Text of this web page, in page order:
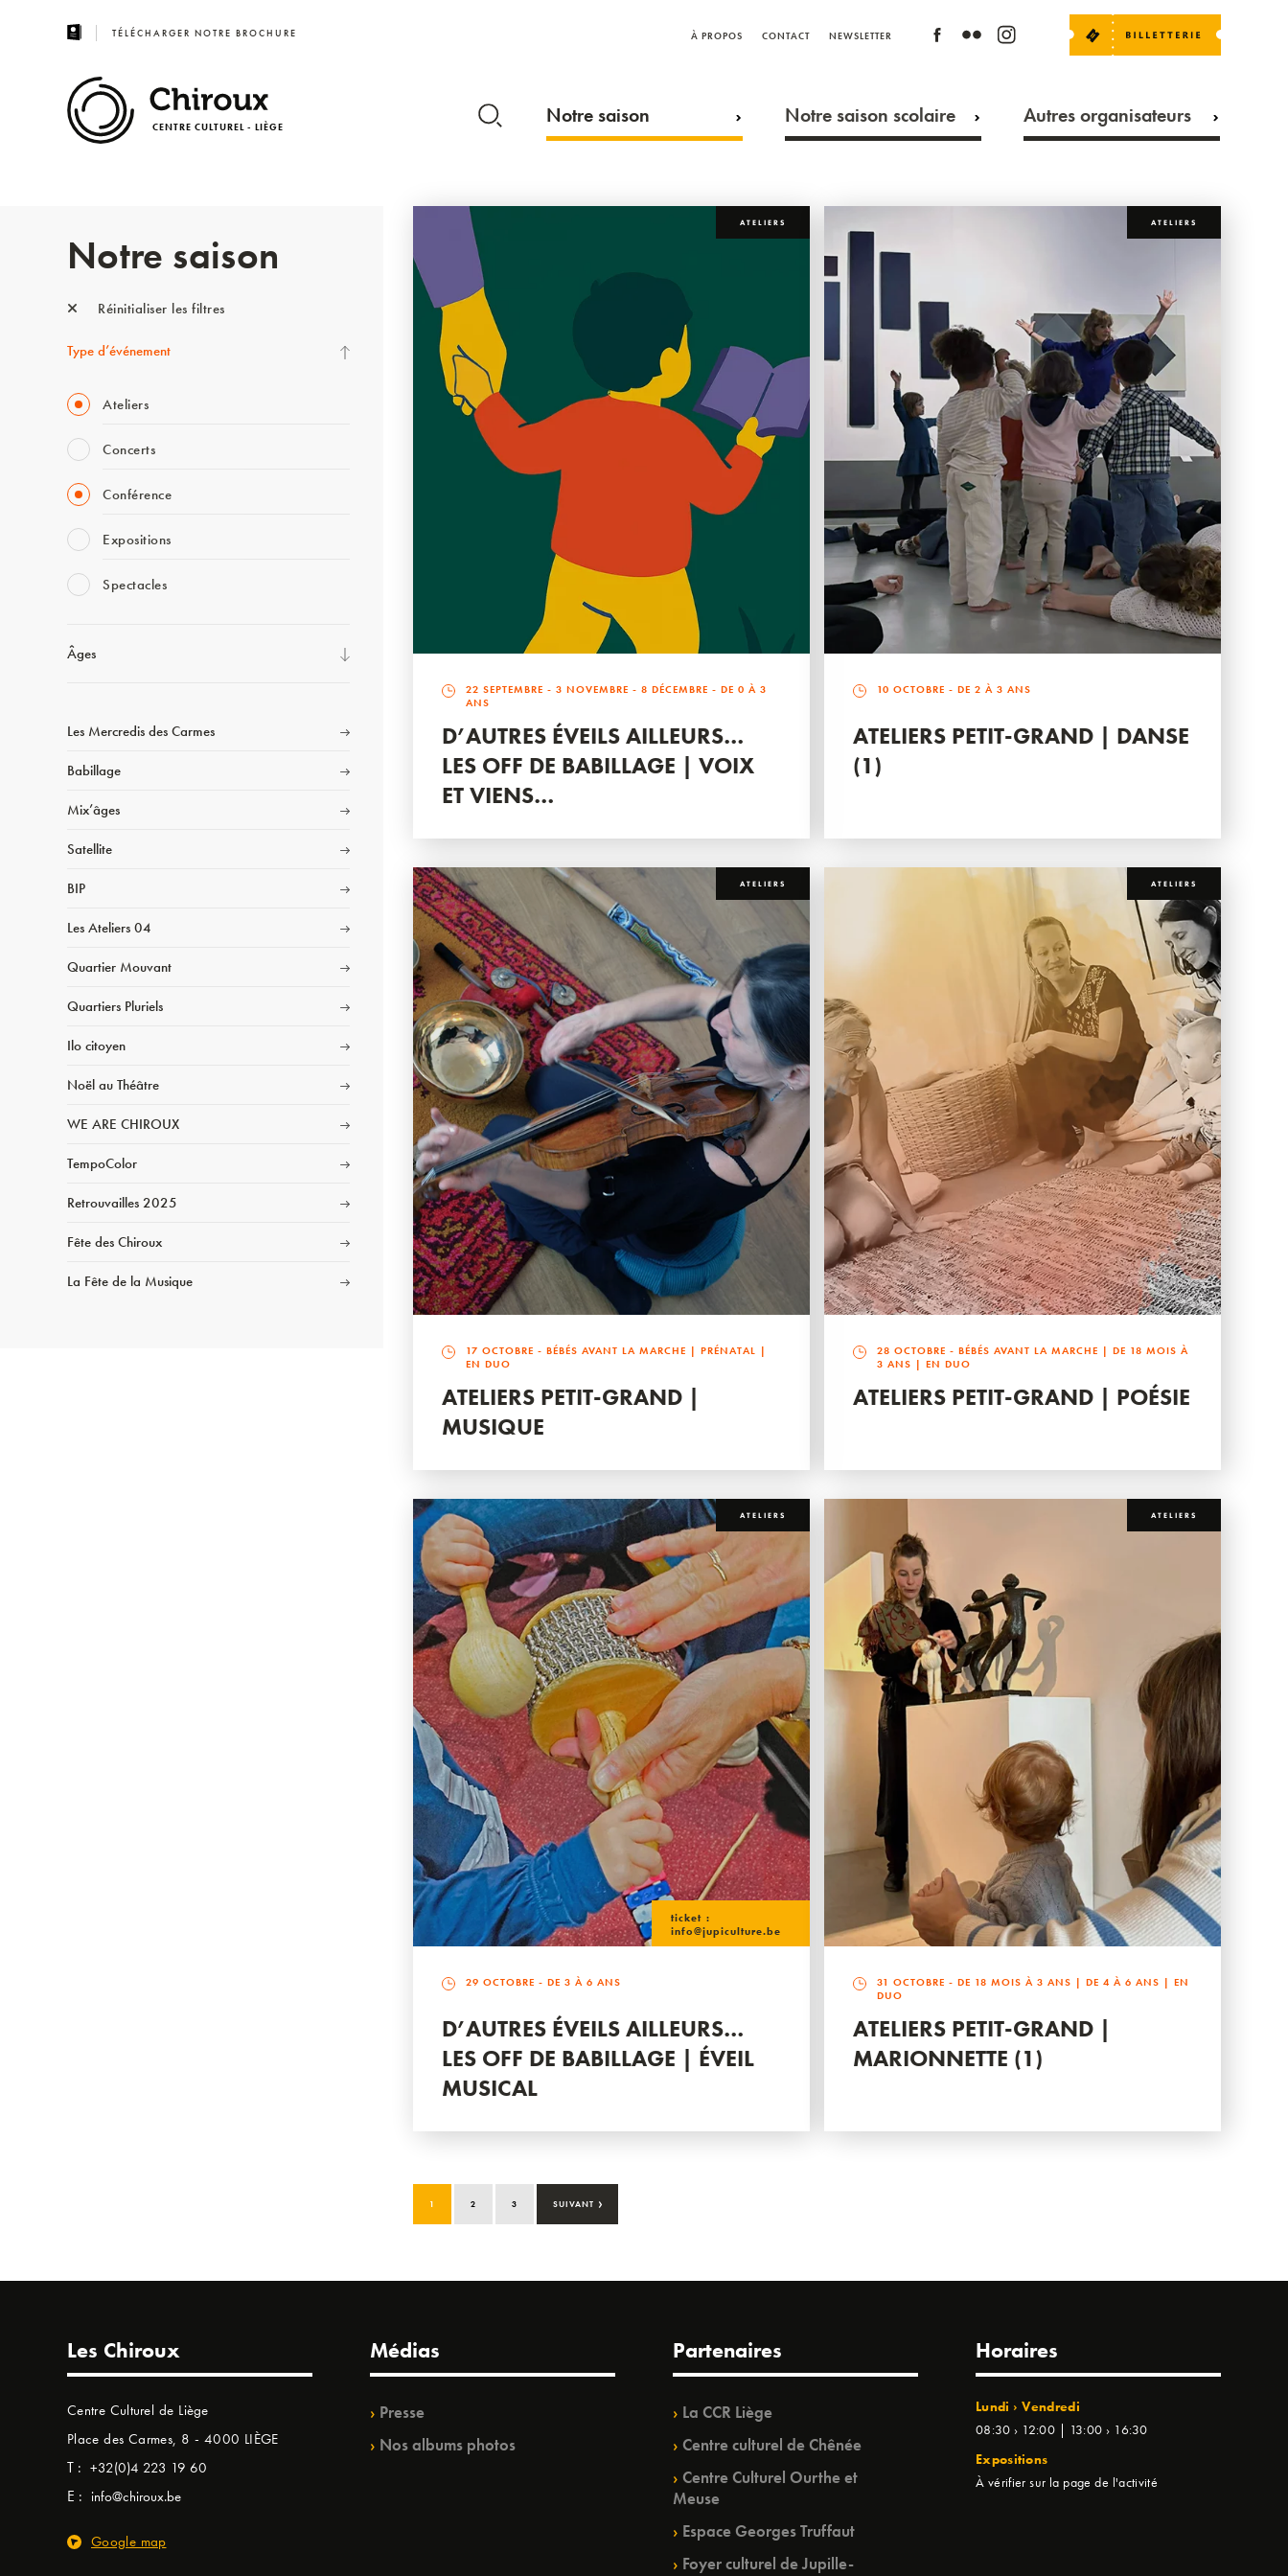
TÉLÉCHARGER NOTRE BROCHURE À PROPOS CONTACT NEWSLETTER
CENTRE CULTUREL - LIÈGE Notre saison Notre saison scolaire Autres organisateurs
Notre saison
Réinitialiser les filtres
Type d’événement
Ateliers
Concerts
Conférence
Expositions
Spectacles
Âges
Les Mercredis des Carmes
Babillage
Mix’âges
Satellite
BIP
Les Ateliers 04
Quartier Mouvant
Quartiers Pluriels
Ilo citoyen
Noël au Théâtre
WE ARE CHIROUX
TempoColor
Retrouvailles 2025
Fête des Chiroux
La Fête de la Musique
ATELIERS
22 SEPTEMBRE -3 NOVEMBRE -8 DÉCEMBRE - DE 0 À 3
ANS
D’AUTRES ÉVEILS AILLEURS…
LES OFF DE BABILLAGE | VOIX
ET VIENS…
ATELIERS
10 OCTOBRE - DE 2 À 3 ANS
ATELIERS PETIT-GRAND | DANSE
(1)
ATELIERS
17 OCTOBRE - BÉBÉS AVANT LA MARCHE | PRÉNATAL |
EN DUO
ATELIERS PETIT-GRAND |
MUSIQUE
ATELIERS
28 OCTOBRE - BÉBÉS AVANT LA MARCHE | DE 18 MOIS À
3 ANS | EN DUO
ATELIERS PETIT-GRAND | POÉSIE
ATELIERS
ticket :
info@jupiculture.be
29 OCTOBRE - DE 3 À 6 ANS
D’AUTRES ÉVEILS AILLEURS…
LES OFF DE BABILLAGE | ÉVEIL
MUSICAL
ATELIERS
31 OCTOBRE - DE 18 MOIS À 3 ANS | DE 4 À 6 ANS | EN
DUO
ATELIERS PETIT-GRAND |
MARIONNETTE (1)
1 2 3 SUIVANT ›
Les Chiroux
Centre Culturel de Liège
Place des Carmes, 8 - 4000 LIÈGE
T : +32(0)4 223 19 60
E : info@chiroux.be
Google map
Médias
Presse
Nos albums photos
Partenaires
La CCR Liège
Centre culturel de Chênée
Centre Culturel Ourthe et
Meuse
Espace Georges Truffaut
Foyer culturel de Jupille-
Horaires
Lundi › Vendredi
08:30 › 12:00 | 13:00 › 16:30
Expositions
À vérifier sur la page de l'activité